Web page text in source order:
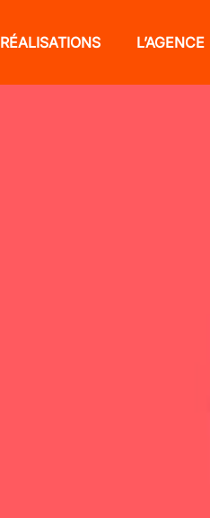
RÉALISATIONS L’AGENCE